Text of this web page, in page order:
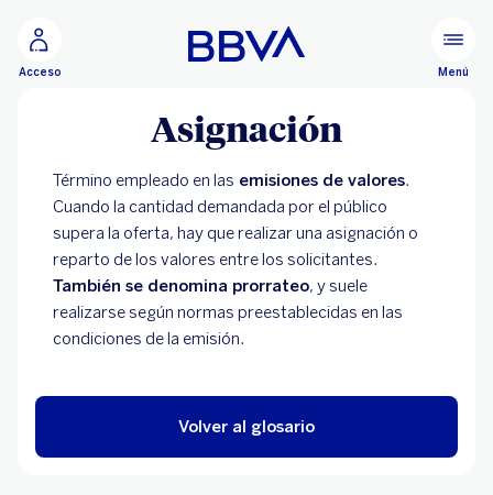
Acceso Menú
Asignación
Término empleado en las emisiones de valores.
Cuando la cantidad demandada por el público
supera la oferta, hay que realizar una asignación o
reparto de los valores entre los solicitantes.
También se denomina prorrateo, y suele
realizarse según normas preestablecidas en las
condiciones de la emisión.
Volver al glosario